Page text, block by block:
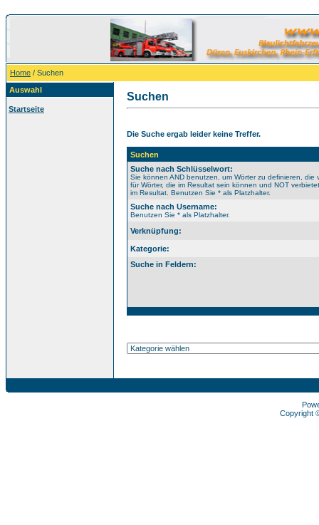
Home / Suchen
Auswahl
Startseite
Suchen
Die Suche ergab leider keine Treffer.
Suchen
Suche nach Schlüsselwort:
Sie können AND benutzen, um Wörter zu definieren, die
für Wörter, die im Resultat sein können und NOT
im Resultat. Benutzen Sie * als Platzhalter.
Suche nach Username:
Benutzen Sie * als Platzhalter.
Verknüpfung:
Kategorie:
Suche in Feldern:
Copyright